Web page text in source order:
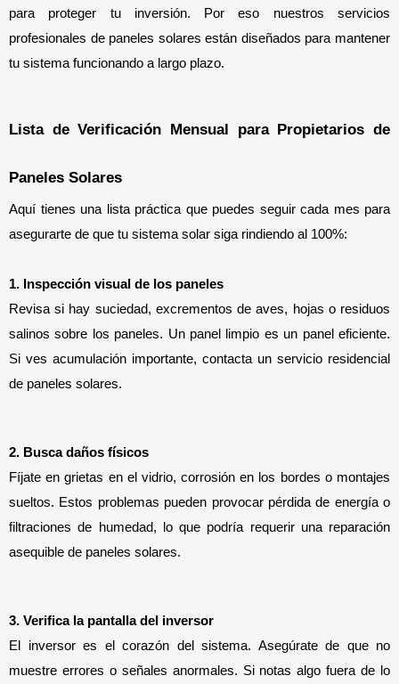
para proteger tu inversión. Por eso nuestros servicios
profesionales de paneles solares están diseñados para mantener
tu sistema funcionando a largo plazo.
Lista de Verificación Mensual para Propietarios de
Paneles Solares
Aquí tienes una lista práctica que puedes seguir cada mes para
asegurarte de que tu sistema solar siga rindiendo al 100%:
1. Inspección visual de los paneles
Revisa si hay suciedad, excrementos de aves, hojas o residuos
salinos sobre los paneles. Un panel limpio es un panel eficiente.
Si ves acumulación importante, contacta un servicio residencial
de paneles solares.
2. Busca daños físicos
Fíjate en grietas en el vidrio, corrosión en los bordes o montajes
sueltos. Estos problemas pueden provocar pérdida de energía o
filtraciones de humedad, lo que podría requerir una reparación
asequible de paneles solares.
3. Verifica la pantalla del inversor
El inversor es el corazón del sistema. Asegúrate de que no
muestre errores o señales anormales. Si notas algo fuera de lo